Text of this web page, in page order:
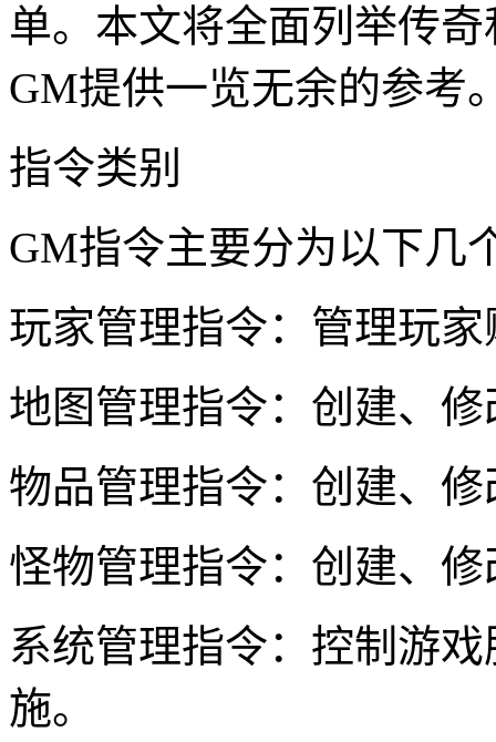
单。本文将全面列举传
GM提供一览无余的参考
指令类别
GM指令主要分为以下几
玩家管理指令：管理玩
地图管理指令：创建、
物品管理指令：创建、
怪物管理指令：创建、
系统管理指令：控制游
施。